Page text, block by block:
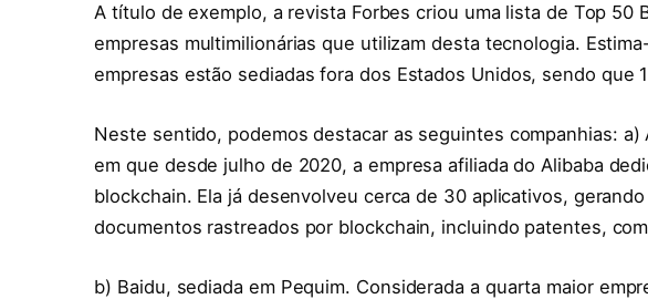
A título de exemplo, a revista Forbes criou uma lista de Top 50
empresas multimilionárias que utilizam desta tecnologia.
empresas estão sediadas fora dos Estados Unidos, sendo que
Neste sentido, podemos destacar as seguintes companhias: a)
em que desde julho de 2020, a empresa afiliada do Alibaba
blockchain. Ela já desenvolveu cerca de 30 aplicativos,
documentos rastreados por blockchain, incluindo patentes,
b) Baidu, sediada em Pequim. Considerada a quarta maior